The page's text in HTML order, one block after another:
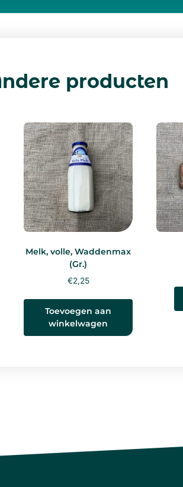
producten
Melk, volle, Waddenmax
(Gr.)
€2,25
Toevoegen aan
winkelwagen